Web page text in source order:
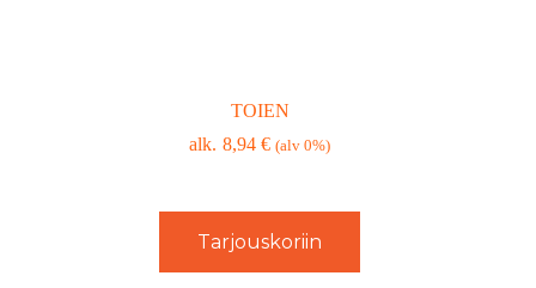
TOIEN
8,94€ (alv 0%)
Tarjouskoriin